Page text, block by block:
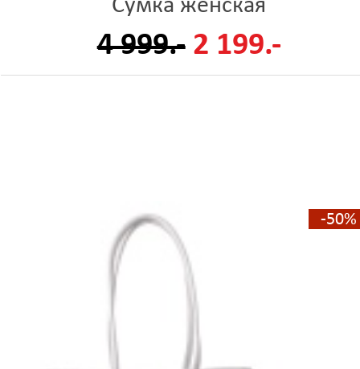
Сумка женская
4 999.- 2 199.-
-50%